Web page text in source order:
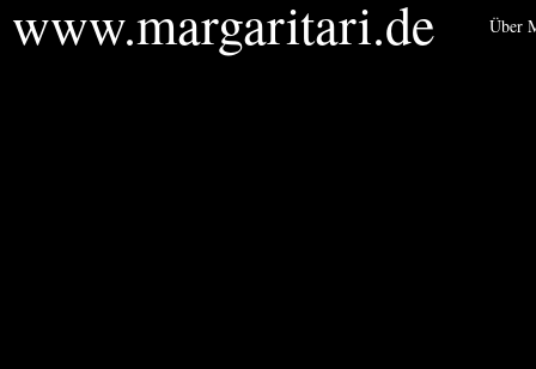
www.margaritari.de Über